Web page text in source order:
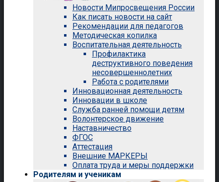
Новости Мипросвещения России
Как писать новости на сайт
Рекомендации для педагогов
Методическая копилка
Воспитательная деятельность
Профилактика
деструктивного поведения
несовершеннолетних
Работа с родителями
Инновационная деятельность
Инновации в школе
Служба ранней помощи детям
Волонтерское движение
Наставничество
ФГОС
Аттестация
Внешние МАРКЕРЫ
Оплата труда и меры поддержки
Родителям и ученикам